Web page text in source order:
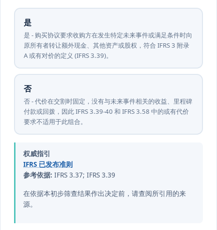
是
是 - 购买协议要求收购方在发生特定未来事件或满足条件时向
原所有者转让额外现金、其他资产或股权，符合 IFRS 3 附录
A 或有对价的定义 (IFRS 3.39)。
否
否 - 代价在交割时固定，没有与未来事件相关的收益、里程碑
付款或回拨，因此 IFRS 3.39-40 和 IFRS 3.58 中的或有代价
要求不适用于此组合。
权威指引
IFRS 已发布准则
参考依据: IFRS 3.37; IFRS 3.39
在依据本初步筛查结果作出决定前，请查阅所引用的来
源。